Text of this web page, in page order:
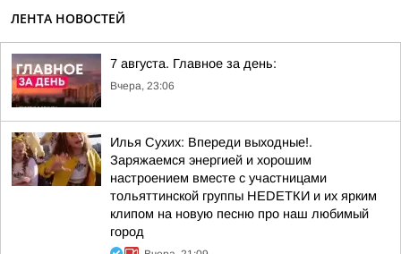
ЛЕНТА НОВОСТЕЙ
7 августа. Главное за день:
Вчера, 23:06
Илья Сухих: Впереди выходные!.
Заряжаемся энергией и хорошим
настроением вместе с участницами
тольяттинской группы НЕDЕТКИ и их ярким
клипом на новую песню про наш любимый
город